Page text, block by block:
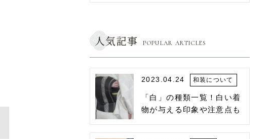
人気記事 POPULAR ARTICLES
2023.04.24 和装について
「白」の種類一覧！白い着
物が与える印象や注意点も